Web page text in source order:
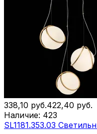
338,10 руб.422,40 руб.
Наличие: 423
SL1181.353.03